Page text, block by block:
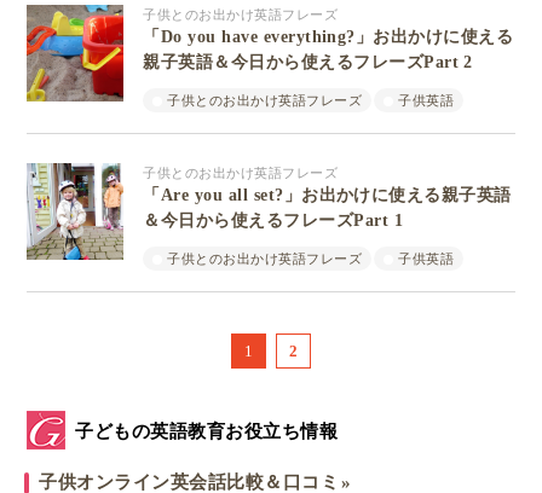
子供とのお出かけ英語フレーズ
「Do you have everything?」お出かけに使える
親子英語＆今日から使えるフレーズPart 2
子供とのお出かけ英語フレーズ 子供英語
子供とのお出かけ英語フレーズ
「Are you all set?」お出かけに使える親子英語
＆今日から使えるフレーズPart 1
子供とのお出かけ英語フレーズ 子供英語
1 2
子どもの英語教育お役立ち情報
子供オンライン英会話比較＆口コミ